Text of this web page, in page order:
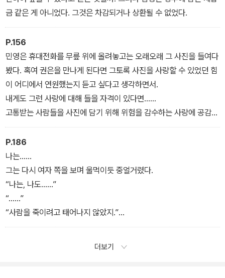
금 같은 게 아니었다. 그것은 차감되거나 상환될 수 없었다.
P.156
민영은 휴대전화를 무릎 위에 올려놓고는 오래오래 그 사진을 들여다
봤다. 혹여 권은을 만나게 된다면 그토록 사진을 사랑할 수 있었던 힘
이 어디에서 연원했는지 듣고 싶다고 생각하면서.
내게도 그런 사랑에 대해 들을 자격이 있다면……
고통받는 사람들을 사진에 담기 위해 위험을 감수하는 사랑에 공감해
본 적 없는 나 같은 사람도.
P.186
나는……
그는 다시 여자 쪽을 보며 울먹이듯 중얼거렸다.
“나는, 나도……”
“……”
“사람을 죽이려고 태어나지 않았지.”
말하면서, 그는 처참한 마음으로 깨달았다. 아들에게 그토록 하고 싶
더보기